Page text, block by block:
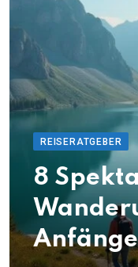
REISERATGEBER
8